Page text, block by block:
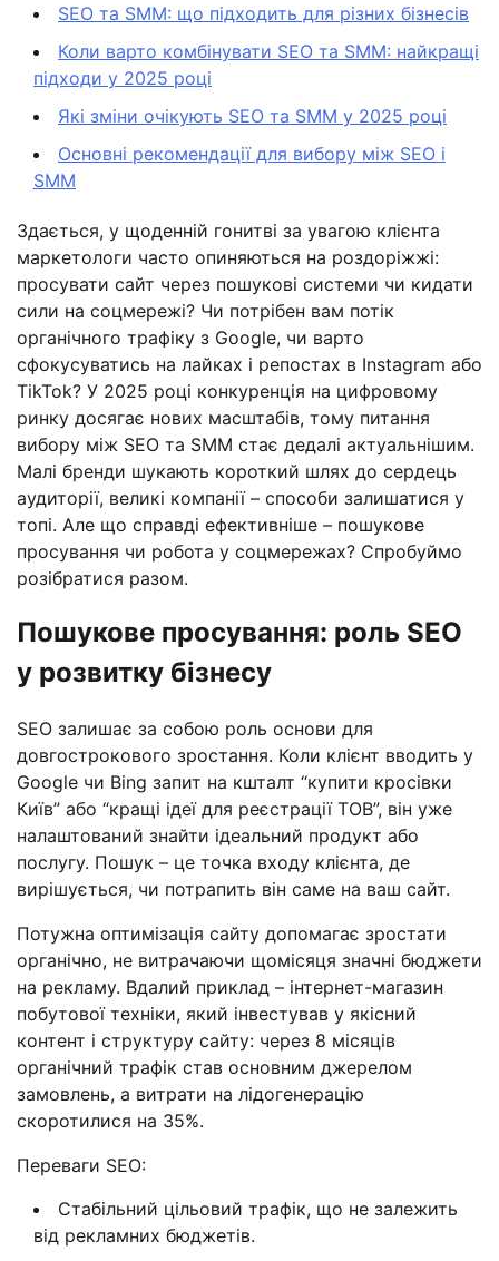
SEO та SMM: що підходить для різних бізнесів
Коли варто комбінувати SEO та SMM: найкращі
підходи у 2025 році
Які зміни очікують SEO та SMM у 2025 році
Основні рекомендації для вибору між SEO і
SMM
Здається, у щоденній гонитві за увагою клієнта
маркетологи часто опиняються на роздоріжжі:
просувати сайт через пошукові системи чи кидати
сили на соцмережі? Чи потрібен вам потік
органічного трафіку з Google, чи варто
сфокусуватись на лайках і репостах в Instagram або
TikTok? У 2025 році конкуренція на цифровому
ринку досягає нових масштабів, тому питання
вибору між SEO та SMM стає дедалі актуальнішим.
Малі бренди шукають короткий шлях до сердець
аудиторії, великі компанії – способи залишатися у
топі. Але що справді ефективніше – пошукове
просування чи робота у соцмережах? Спробуймо
розібратися разом.
Пошукове просування: роль SEO
у розвитку бізнесу
SEO залишає за собою роль основи для
довгострокового зростання. Коли клієнт вводить у
Google чи Bing запит на кшталт “купити кросівки
Київ” або “кращі ідеї для реєстрації ТОВ”, він уже
налаштований знайти ідеальний продукт або
послугу. Пошук – це точка входу клієнта, де
вирішується, чи потрапить він саме на ваш сайт.
Потужна оптимізація сайту допомагає зростати
органічно, не витрачаючи щомісяця значні бюджети
на рекламу. Вдалий приклад – інтернет-магазин
побутової техніки, який інвестував у якісний
контент і структуру сайту: через 8 місяців
органічний трафік став основним джерелом
замовлень, а витрати на лідогенерацію
скоротилися на 35%.
Переваги SEO:
Стабільний цільовий трафік, що не залежить
від рекламних бюджетів.